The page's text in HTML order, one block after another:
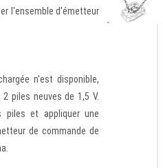
l'ensemble d'émetteur
n'est disponible,
piles neuves de 1,5 V.
piles et appliquer une
de commande de